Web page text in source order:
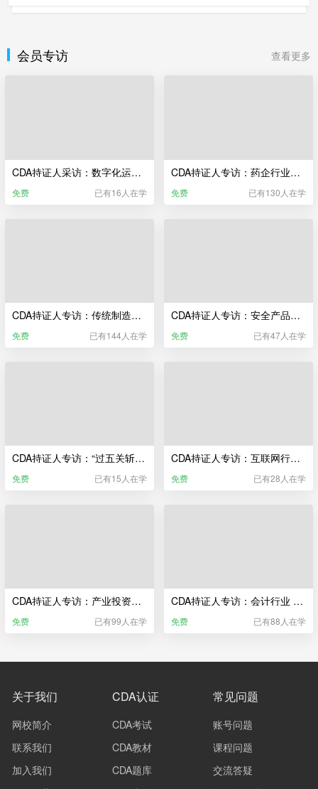
会员专访 查看更多
CDA持证人采访：数字化运维转型 为什么是大势所趋？
免费 已有16人在学
CDA持证人专访：药企行业，做数据分析师是什么体验？
免费 已有130人在学
CDA持证人专访：传统制造业，如何进行数据分析？能否改善经营情况？
免费 已有144人在学
CDA持证人专访：安全产品研发，大数据能起到什么作用？
免费 已有47人在学
CDA持证人专访：“过五关斩六将”校招 Offer 拿到手软？
免费 已有15人在学
CDA持证人专访：互联网行业—数据分析与数据科学从哪些方面赋能业务？
免费 已有28人在学
CDA持证人专访：产业投资行业 一份好的生产计划 在做之前必须做好哪些准备？
免费 已有99人在学
CDA持证人专访：会计行业 对公司经营现状做调研 从哪几个方面入手？
免费 已有88人在学
关于我们
网校简介
联系我们
加入我们
CDA认证
CDA考试
CDA教材
CDA题库
常见问题
账号问题
课程问题
交流答疑